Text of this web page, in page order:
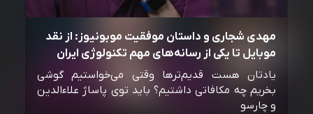
مهدی شجاری و داستان موفقیت موبونیوز: از نقد
موبایل تا یکی از رسانه‌‌های مهم تکنولوژی ایران
یادتان هست قدیم‌ترها وقتی می‌خواستیم گوشی
بخریم چه مکافاتی داشتیم؟ باید توی پاساژ علاءالدین
و چارسو